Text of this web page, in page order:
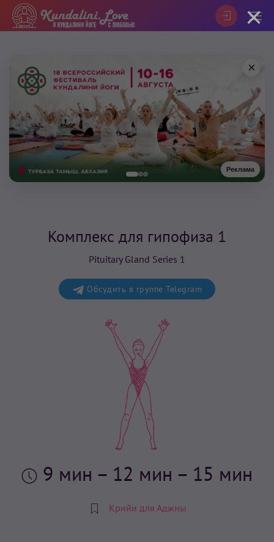
Реклама
×
Комплекс для гипофиза 1
Pituitary Gland Series 1
Обсудить в группе Telegram
9 мин – 12 мин – 15 мин
Крийи для Аджны
×